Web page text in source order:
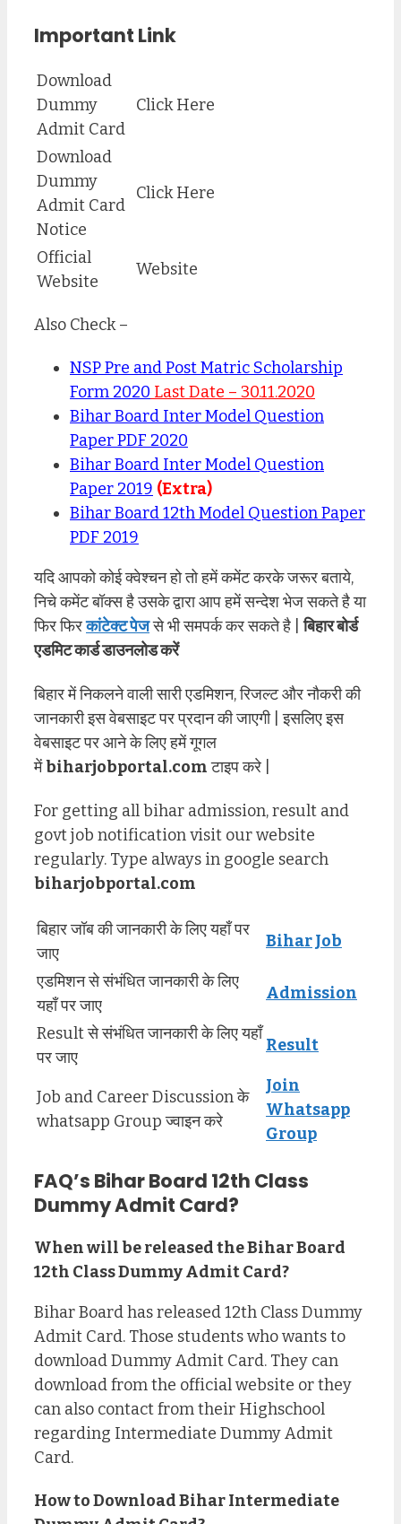
Important Link
Download
Dummy
Admit Card
Click Here
Download
Dummy
Admit Card
Notice
Click Here
Official
Website
Website
Also Check –
NSP Pre and Post Matric Scholarship
Form 2020 Last Date – 30.11.2020
Bihar Board Inter Model Question
Paper PDF 2020
Bihar Board Inter Model Question
Paper 2019 (Extra)
Bihar Board 12th Model Question Paper
PDF 2019
यदि आपको कोई क्वेश्चन हो तो हमें कमेंट करके जरूर बताये,
निचे कमेंट बॉक्स है उसके द्वारा आप हमें सन्देश भेज सकते है या
फिर फिरकांटेक्ट पेजसे भी समपर्क कर सकते है |बिहार बोर्ड
एडमिट कार्ड डाउनलोड करें
बिहार में निकलने वाली सारी एडमिशन, रिजल्ट और नौकरी की
जानकारी इस वेबसाइट पर प्रदान की जाएगी | इसलिए इस
वेबसाइट पर आने के लिए हमें गूगल
मेंbiharjobportal.comटाइप करे |
For getting all bihar admission, result and
govt job notification visit our website
regularly. Type always in google search
biharjobportal.com
बिहार जॉब की जानकारी के लिए यहाँ पर
जाए
Bihar Job
एडमिशन से संभंधित जानकारी के लिए
यहाँ पर जाए
Admission
Result से संभंधित जानकारी के लिए यहाँ
पर जाए
Result
Job and Career Discussion के
whatsapp Group ज्वाइन करे
Join
Whatsapp
Group
FAQ’s Bihar Board 12th Class
Dummy Admit Card?
When will be released the Bihar Board
12th Class Dummy Admit Card?
Bihar Board has released 12th Class Dummy
Admit Card. Those students who wants to
download Dummy Admit Card. They can
download from the official website or they
can also contact from their Highschool
regarding Intermediate Dummy Admit
Card.
How to Download Bihar Intermediate